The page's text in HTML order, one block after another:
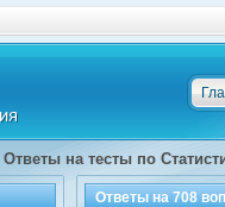
Ответы на тесты по
Ответы на708